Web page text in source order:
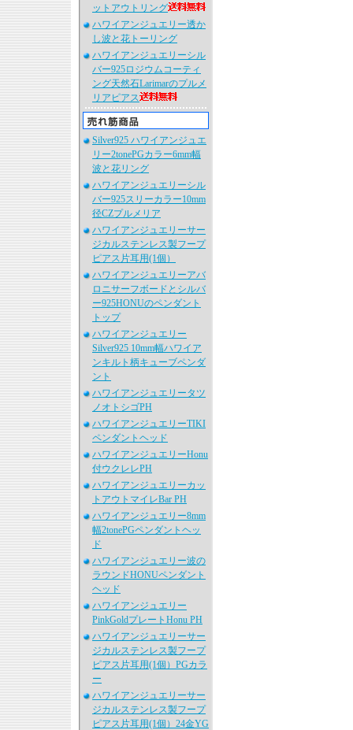
ットアウトリング
ハワイアンジュエリー透か
し波と花トーリング
ハワイアンジュエリーシル
バー925ロジウムコーティ
ング天然石Larimarのプルメ
リアピアス
Silver925 ハワイアンジュエ
リー2tonePGカラー6mm幅
波と花リング
ハワイアンジュエリーシル
バー925スリーカラー10mm
径CZプルメリア
ハワイアンジュエリーサー
ジカルステンレス製フープ
ピアス片耳用(1個）
ハワイアンジュエリーアバ
ロニサーフボードとシルバ
ー925HONUのペンダント
トップ
ハワイアンジュエリー
Silver925 10mm幅ハワイア
ンキルト柄キューブペンダ
ント
ハワイアンジュエリータツ
ノオトシゴPH
ハワイアンジュエリーTIKI
ペンダントヘッド
ハワイアンジュエリーHonu
付ウクレレPH
ハワイアンジュエリーカッ
トアウトマイレBar PH
ハワイアンジュエリー8mm
幅2tonePGペンダントヘッ
ド
ハワイアンジュエリー波の
ラウンドHONUペンダント
ヘッド
ハワイアンジュエリー
PinkGoldプレートHonu PH
ハワイアンジュエリーサー
ジカルステンレス製フープ
ピアス片耳用(1個）PGカラ
ー
ハワイアンジュエリーサー
ジカルステンレス製フープ
ピアス片耳用(1個）24金YG